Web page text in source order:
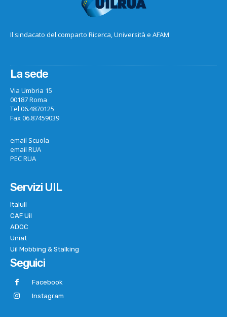
Il sindacato del comparto Ricerca, Università e AFAM
La sede
Via Umbria 15
00187 Roma
Tel 06.4870125
Fax 06.87459039
email Scuola
email RUA
PEC RUA
Servizi UIL
Italuil
CAF Uil
ADOC
Uniat
Uil Mobbing & Stalking
Seguici
Facebook
Instagram